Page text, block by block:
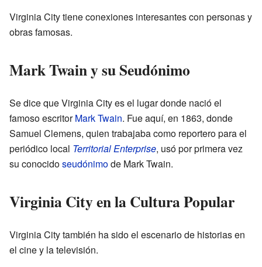
Virginia City tiene conexiones interesantes con personas y
obras famosas.
Mark Twain y su Seudónimo
Se dice que Virginia City es el lugar donde nació el
famoso escritorMark Twain. Fue aquí, en 1863, donde
Samuel Clemens, quien trabajaba como reportero para el
periódico local Territorial Enterprise, usó por primera vez
su conocidoseudónimode Mark Twain.
Virginia City en la Cultura Popular
Virginia City también ha sido el escenario de historias en
el cine y la televisión.